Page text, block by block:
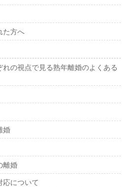
た方へ
れの視点で見る熟年離婚のよくある
婚
離婚
応について